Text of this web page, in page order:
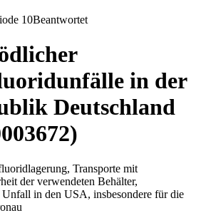
10Beantwortet
in der
Deutschland
Transporte mit
der verwendeten Behälter,
Unfall in den USA, insbesondere für die